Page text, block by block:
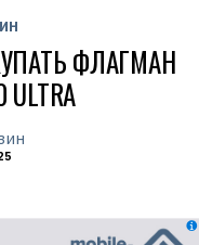
ФЛАГМАН
ULTRA